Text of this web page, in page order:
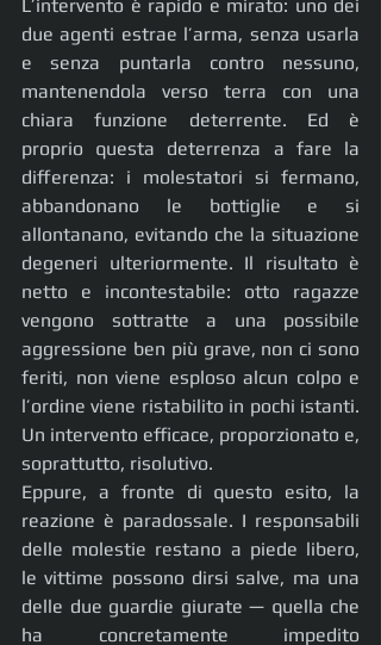
L’intervento è rapido e mirato: uno dei
due agenti estrae l’arma, senza usarla
e senza puntarla contro nessuno,
mantenendola verso terra con una
chiara funzione deterrente. Ed è
proprio questa deterrenza a fare la
differenza: i molestatori si fermano,
abbandonano le bottiglie e si
allontanano, evitando che la situazione
degeneri ulteriormente. Il risultato è
netto e incontestabile: otto ragazze
vengono sottratte a una possibile
aggressione ben più grave, non ci sono
feriti, non viene esploso alcun colpo e
l’ordine viene ristabilito in pochi istanti.
Un intervento efficace, proporzionato e,
soprattutto, risolutivo.
Eppure, a fronte di questo esito, la
reazione è paradossale. I responsabili
delle molestie restano a piede libero,
le vittime possono dirsi salve, ma una
delle due guardie giurate — quella che
ha concretamente impedito